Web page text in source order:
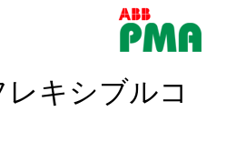
キシブルコ